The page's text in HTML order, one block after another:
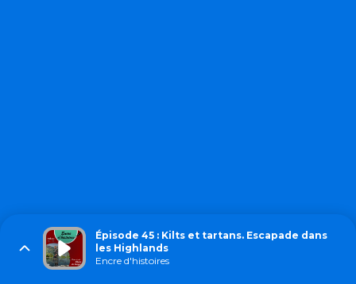
Épisode 45 : Kilts et tartans. Escapade dans
les Highlands
Encre d'histoires